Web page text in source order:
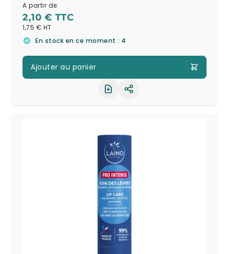
A partir de:
2,10 €
1,75 €
En stock en ce moment : 4
Ajouter au panier
Partager le produit